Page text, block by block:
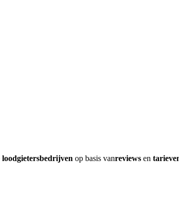
loodgietersbedrijven op basis vanreviews en